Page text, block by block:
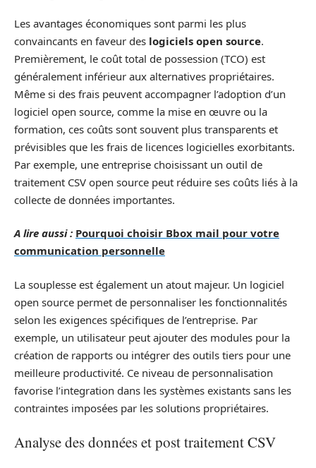
Les avantages économiques sont parmi les plus
convaincants en faveur des logiciels open source.
Premièrement, le coût total de possession (TCO) est
généralement inférieur aux alternatives propriétaires.
Même si des frais peuvent accompagner l’adoption d’un
logiciel open source, comme la mise en œuvre ou la
formation, ces coûts sont souvent plus transparents et
prévisibles que les frais de licences logicielles exorbitants.
Par exemple, une entreprise choisissant un outil de
traitement CSV open source peut réduire ses coûts liés à la
collecte de données importantes.
A lire aussi : Pourquoi choisir Bbox mail pour votre
communication personnelle
La souplesse est également un atout majeur. Un logiciel
open source permet de personnaliser les fonctionnalités
selon les exigences spécifiques de l’entreprise. Par
exemple, un utilisateur peut ajouter des modules pour la
création de rapports ou intégrer des outils tiers pour une
meilleure productivité. Ce niveau de personnalisation
favorise l’integration dans les systèmes existants sans les
contraintes imposées par les solutions propriétaires.
Analyse des données et post traitement CSV